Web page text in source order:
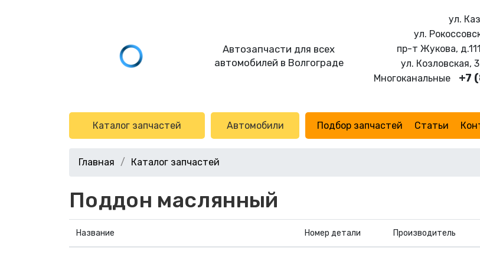
Автозапчасти для всех
автомобилей в Волгограде
ул.
ул.
пр-т Жукова,
ул. Козловская,
Многоканальные +7
Каталог запчастей Автомобили Подбор запчастей Статьи
Главная Каталог запчастей
Поддон маслянный
Название Номер детали Производитель